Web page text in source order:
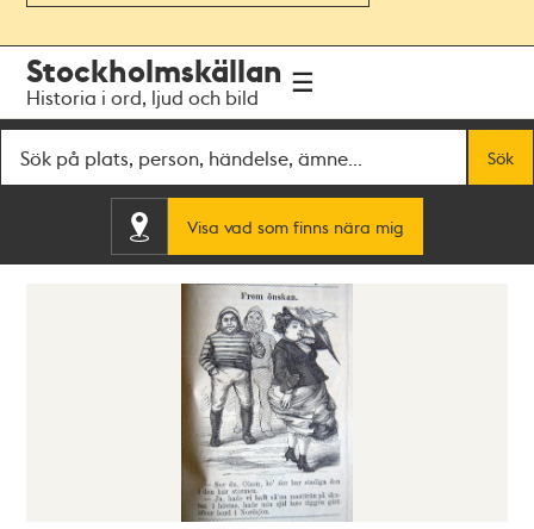
navigationen
huvudinnehållet
Stockholmskällan
Historia i ord, ljud och bild
Sök
Visa vad som finns nära mig